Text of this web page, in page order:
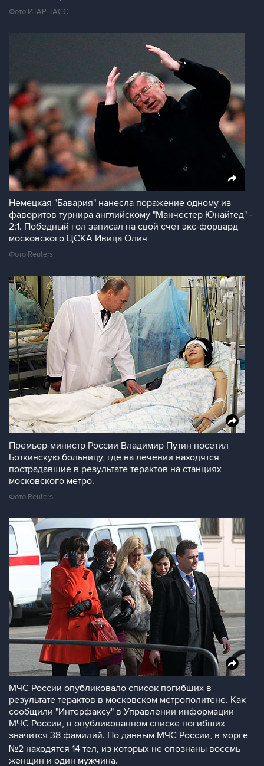
Фото ИТАР-ТАСС
Немецкая "Бавария" нанесла поражение одному из
фаворитов турнира английскому "Манчестер Юнайтед" -
2:1. Победный гол записал на свой счет экс-форвард
московского ЦСКА Ивица Олич
Фото Reuters
Премьер-министр России Владимир Путин посетил
Боткинскую больницу, где на лечении находятся
пострадавшие в результате терактов на станциях
московского метро.
Фото Reuters
МЧС России опубликовало список погибших в
результате терактов в московском метрополитене. Как
сообщили "Интерфаксу" в Управлении информации
МЧС России, в опубликованном списке погибших
значится 38 фамилий. По данным МЧС России, в морге
№2 находятся 14 тел, из которых не опознаны восемь
женщин и один мужчина.